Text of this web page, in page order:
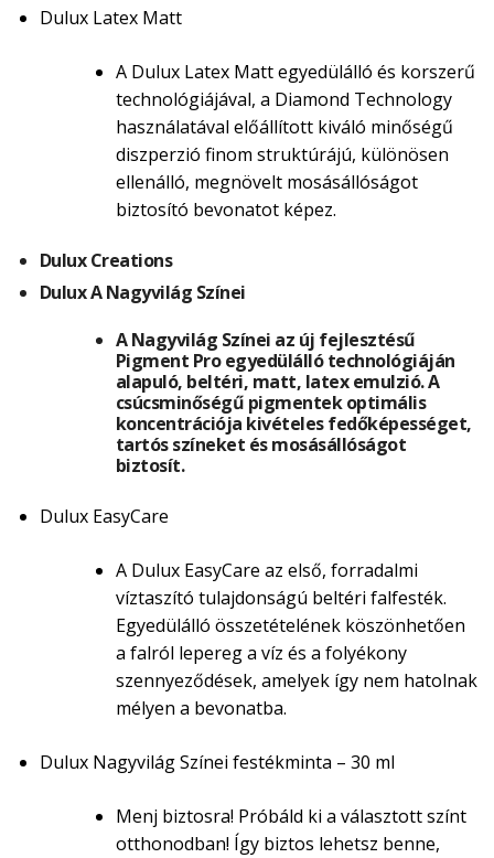
Dulux Latex Matt
A Dulux Latex Matt egyedülálló és korszerű
technológiájával, a Diamond Technology
használatával előállított kiváló minőségű
diszperzió finom struktúrájú, különösen
ellenálló, megnövelt mosásállóságot
biztosító bevonatot képez.
Dulux Creations
Dulux A Nagyvilág Színei
A Nagyvilág Színei az új fejlesztésű
Pigment Pro egyedülálló technológiáján
alapuló, beltéri, matt, latex emulzió. A
csúcsminőségű pigmentek optimális
koncentrációja kivételes fedőképességet,
tartós színeket és mosásállóságot
biztosít.
Dulux EasyCare
A Dulux EasyCare az első, forradalmi
víztaszító tulajdonságú beltéri falfesték.
Egyedülálló összetételének köszönhetően
a falról lepereg a víz és a folyékony
szennyeződések, amelyek így nem hatolnak
mélyen a bevonatba.
Dulux Nagyvilág Színei festékminta – 30 ml
Menj biztosra! Próbáld ki a választott színt
otthonodban! Így biztos lehetsz benne,